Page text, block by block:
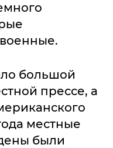
большой
прессе, а
местные
были